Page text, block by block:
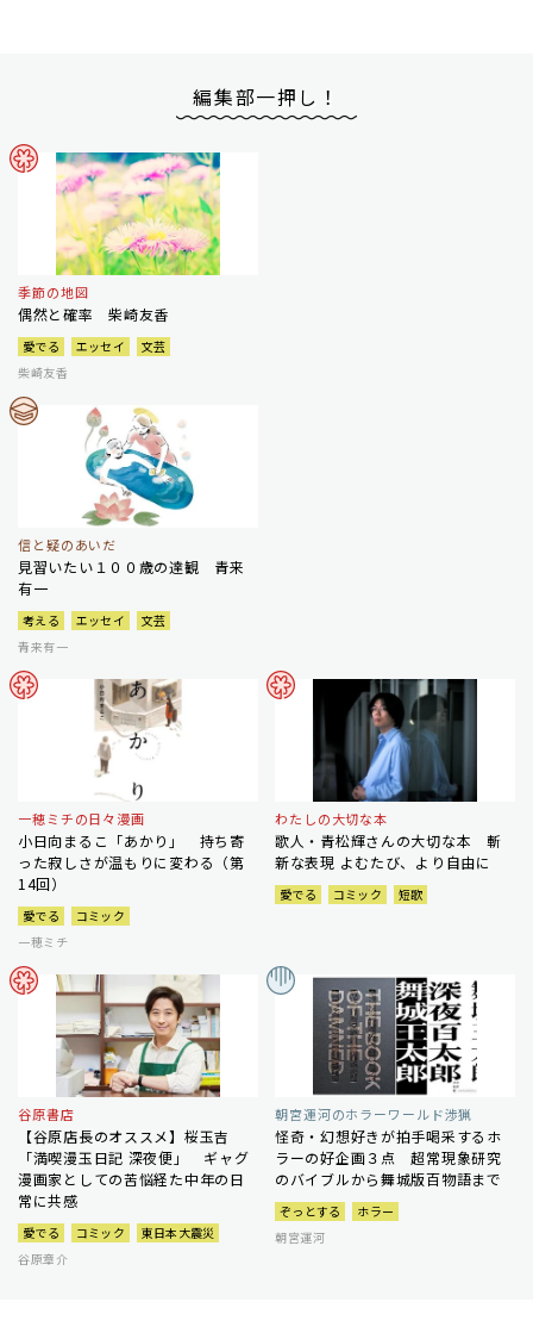
編集部一押し！
季節の地図
偶然と確率 柴崎友香
愛でる エッセイ
文芸
柴崎友香
信と疑のあいだ
見習いたい１００歳の達観 青来
有一
考える エッセイ
文芸
青来有一
一穂ミチの日々漫画
小日向まるこ「あかり」 持ち寄
った寂しさが温もりに変わる（第
14回）
愛でる
コミック
一穂ミチ
わたしの大切な本
歌人・青松輝さんの大切な本 斬
新な表現 よむたび、より自由に
愛でる コミック 短歌
谷原書店
【谷原店長のオススメ】桜玉吉
「満喫漫玉日記 深夜便」 ギャグ
漫画家としての苦悩経た中年の日
常に共感
愛でる コミック
東日本大震災
谷原章介
朝宮運河のホラーワールド渉猟
怪奇・幻想好きが拍手喝采するホ
ラーの好企画３点 超常現象研究
のバイブルから舞城版百物語まで
ぞっとする
ホラー
朝宮運河